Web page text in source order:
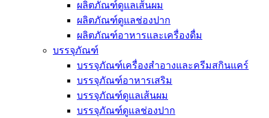
ผลิตภัณฑ์ดูแลเส้นผม
ผลิตภัณฑ์ดูแลช่องปาก
ผลิตภัณฑ์อาหารและเครื่องดื่ม
บรรจุภัณฑ์
บรรจุภัณฑ์เครื่องสำอางและครีมสกินแคร์
บรรจุภัณฑ์อาหารเสริม
บรรจุภัณฑ์ดูแลเส้นผม
บรรจุภัณฑ์ดูแลช่องปาก